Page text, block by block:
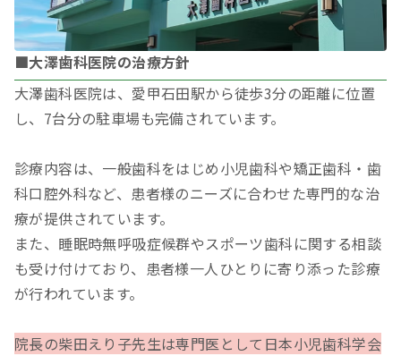
■大澤歯科医院の治療方針
大澤歯科医院は、愛甲石田駅から徒歩3分の距離に位置
し、7台分の駐車場も完備されています。
診療内容は、一般歯科をはじめ小児歯科や矯正歯科・歯
科口腔外科など、患者様のニーズに合わせた専門的な治
療が提供されています。
また、睡眠時無呼吸症候群やスポーツ歯科に関する相談
も受け付けており、患者様一人ひとりに寄り添った診療
が行われています。
院長の柴田えり子先生は専門医として日本小児歯科学会